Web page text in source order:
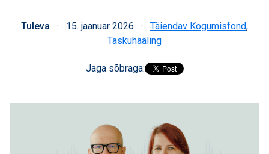
Tuleva · 15. jaanuar 2026 · Täiendav Kogumisfond,
Taskuhääling
Jaga sõbraga: